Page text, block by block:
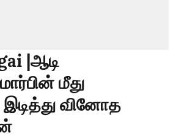
|ஆடி
மீது
வினோத